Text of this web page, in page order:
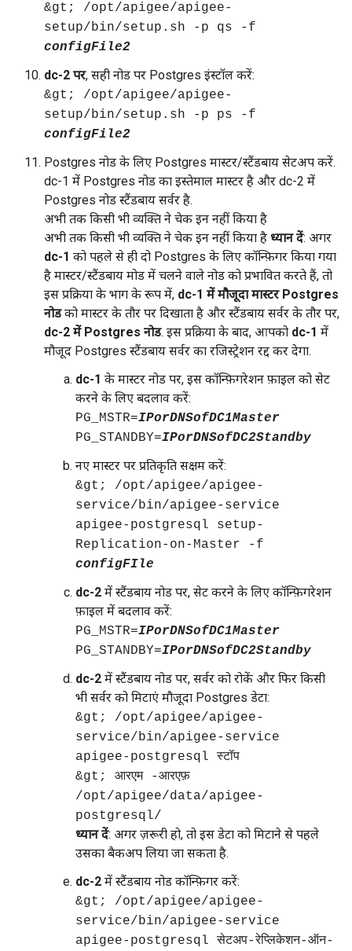
&gt; /opt/apigee/apigee-
setup/bin/setup.sh -p qs -f
configFile2
dc-2 पर, सही नोड पर Postgres इंस्टॉल करें:
&gt; /opt/apigee/apigee-
setup/bin/setup.sh -p ps -f
configFile2
Postgres नोड के लिए Postgres मास्टर/स्टैंडबाय सेटअप करें.
dc-1 में Postgres नोड का इस्तेमाल मास्टर है और dc-2 में
Postgres नोड स्टैंडबाय सर्वर है.
अभी तक किसी भी व्यक्ति ने चेक इन नहीं किया है
अभी तक किसी भी व्यक्ति ने चेक इन नहीं किया है ध्यान दें: अगर
dc-1 को पहले से ही दो Postgres के लिए कॉन्फ़िगर किया गया
है मास्टर/स्टैंडबाय मोड में चलने वाले नोड को प्रभावित करते हैं, तो
इस प्रक्रिया के भाग के रूप में, dc-1 में मौजूदा मास्टर Postgres
नोडको मास्टर के तौर पर दिखाता है और स्टैंडबाय सर्वर के तौर पर,
dc-2 में Postgres नोड. इस प्रक्रिया के बाद, आपको dc-1 में
मौजूद Postgres स्टैंडबाय सर्वर का रजिस्ट्रेशन रद्द कर देगा.
dc-1 के मास्टर नोड पर, इस कॉन्फ़िगरेशन फ़ाइल को सेट
करने के लिए बदलाव करें:
PG_MSTR=IPorDNSofDC1Master
PG_STANDBY=IPorDNSofDC2Standby
नए मास्टर पर प्रतिकृति सक्षम करें:
&gt; /opt/apigee/apigee-
service/bin/apigee-service
apigee-postgresql setup-
Replication-on-Master -f
configFIle
dc-2 में स्टैंडबाय नोड पर, सेट करने के लिए कॉन्फ़िगरेशन
फ़ाइल में बदलाव करें:
PG_MSTR=IPorDNSofDC1Master
PG_STANDBY=IPorDNSofDC2Standby
dc-2 में स्टैंडबाय नोड पर, सर्वर को रोकें और फिर किसी
भी सर्वर को मिटाएं मौजूदा Postgres डेटा:
&gt; /opt/apigee/apigee-
service/bin/apigee-service
apigee-postgresql स्टॉप
&gt; आरएम -आरएफ़
/opt/apigee/data/apigee-
postgresql/
ध्यान दें: अगर ज़रूरी हो, तो इस डेटा को मिटाने से पहले
उसका बैकअप लिया जा सकता है.
dc-2 में स्टैंडबाय नोड कॉन्फ़िगर करें:
&gt; /opt/apigee/apigee-
service/bin/apigee-service
apigee-postgresql सेटअप-रेप्लिकेशन-ऑन-